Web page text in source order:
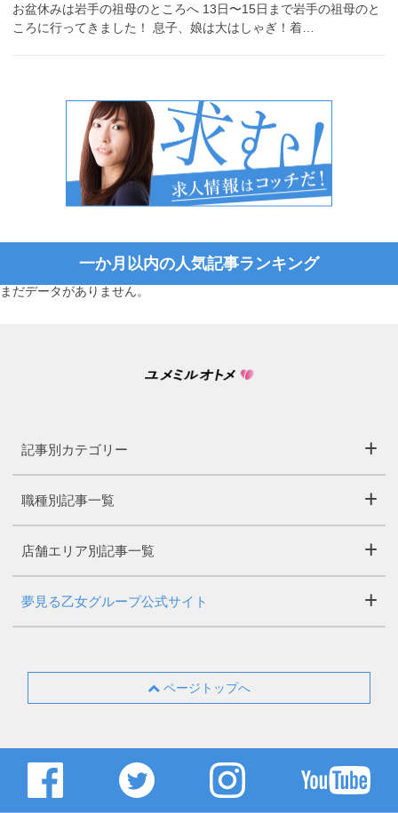
お盆休みは岩手の祖母のところへ 13日〜15日まで岩手の祖母のと
ころに行ってきました！ 息子、娘は大はしゃぎ！着…
一か月以内の人気記事ランキング
まだデータがありません。
記事別カテゴリー
職種別記事一覧
店舗エリア別記事一覧
夢見る乙女グループ公式サイト
ページトップへ